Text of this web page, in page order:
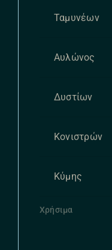
Ταμυνέων
Αυλώνος
Δυστίων
Κονιστρών
Κύμης
Χρήσιμα